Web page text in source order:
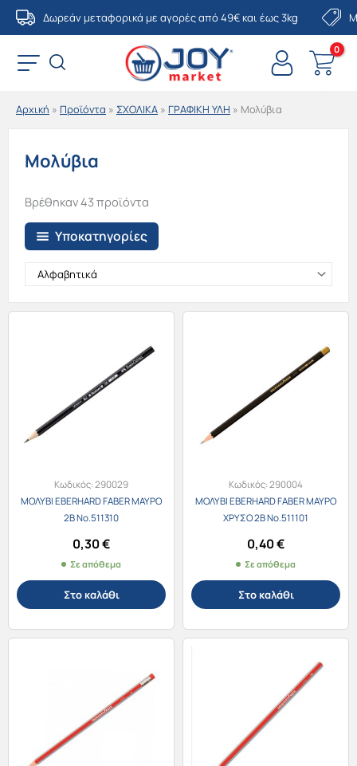
Μετάβαση
στο
περιεχόμενο
Δωρεάν μεταφορικά με αγορές από 49€ και έως 3kg
Αρχική » Προϊόντα » ΣΧΟΛΙΚΑ » ΓΡΑΦΙΚΗ ΥΛΗ » Μολύβια
Μολύβια
Υποκατηγορίες
Βρέθηκαν 43 προϊόντα
Κωδικός:290029
ΜΟΛΥΒΙ EBERHARD FABER ΜΑΥΡΟ
2Β Νο.511310
0,30€
Σε απόθεμα
Στο καλάθι
Κωδικός:290004
ΜΟΛΥΒΙ EBERHARD FABER ΜΑΥΡΟ
ΧΡΥΣΟ 2Β Νο.511101
0,40€
Σε απόθεμα
Στο καλάθι